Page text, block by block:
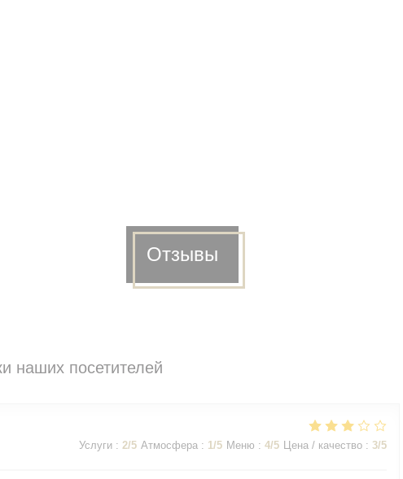
Отзывы
наших посетителей
Услуги : 2/5 Атмосфера : 1/5 Меню : 4/5 Цена / качество : 3/5